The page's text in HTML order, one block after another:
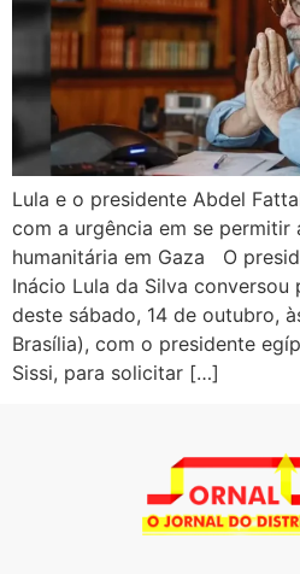
Lula e o presidente Abdel
com a urgência em se permitir
humanitária em Gaza O
Inácio Lula da Silva
deste sábado, 14 de outubro,
Brasília), com o presidente
Sissi, para solicitar […]